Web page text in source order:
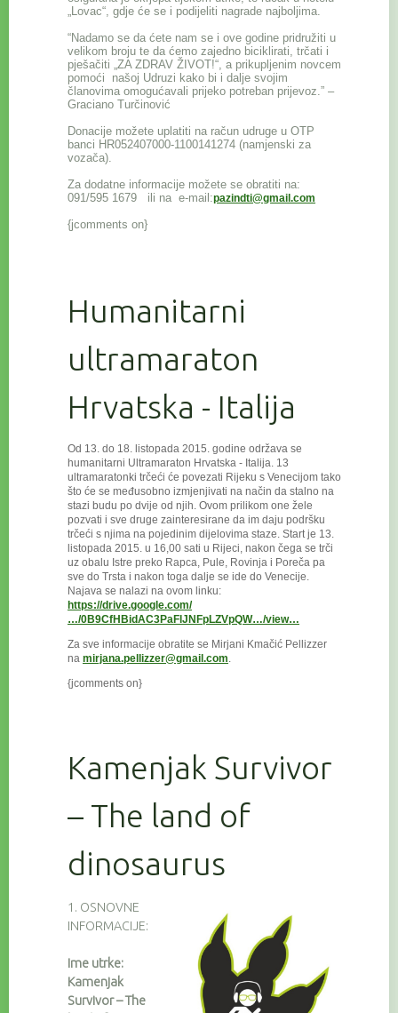
„Lovac“, gdje će se i podijeliti nagrade najboljima.
“Nadamo se da ćete nam se i ove godine pridružiti u
velikom broju te da ćemo zajedno biciklirati, trčati i
pješačiti „ZA ZDRAV ŽIVOT!“, a prikupljenim novcem
pomoći našoj Udruzi kako bi i dalje svojim
članovima omogućavali prijeko potreban prijevoz.” –
Graciano Turčinović
Donacije možete uplatiti na račun udruge u OTP
banci HR052407000-1100141274 (namjenski za
vozača).
Za dodatne informacije možete se obratiti na:
091/595 1679 ili na e-mail:pazindti@gmail.com
{jcomments on}
Humanitarni
ultramaraton
Hrvatska - Italija
Od 13. do 18. listopada 2015. godine održava se
humanitarni Ultramaraton Hrvatska - Italija. 13
ultramaratonki trčeći će povezati Rijeku s Venecijom tako
što će se međusobno izmjenjivati na način da stalno na
stazi budu po dvije od njih. Ovom prilikom one žele
pozvati i sve druge zainteresirane da im daju podršku
trčeći s njima na pojedinim dijelovima staze. Start je 13.
listopada 2015. u 16,00 sati u Rijeci, nakon čega se trči
uz obalu Istre preko Rapca, Pule, Rovinja i Poreča pa
sve do Trsta i nakon toga dalje se ide do Venecije.
Najava se nalazi na ovom linku:
https://drive.google.com/
…/0B9CfHBidAC3PaFlJNFpLZVpQW…/view…
Za sve informacije obratite se Mirjani Kmačić Pellizzer
na mirjana.pellizzer@gmail.com.
{jcomments on}
Kamenjak Survivor
– The land of
dinosaurus
1. OSNOVNE
INFORMACIJE:
Ime utrke:
Kamenjak
Survivor – The